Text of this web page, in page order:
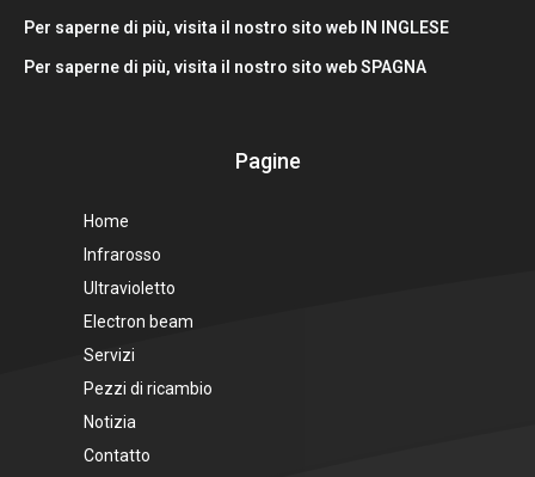
Per saperne di più, visita il nostro sito web IN INGLESE
Per saperne di più, visita il nostro sito web SPAGNA
Pagine
Home
Infrarosso
Ultravioletto
Electron beam
Servizi
Pezzi di ricambio
Notizia
Contatto